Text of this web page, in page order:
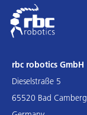
rbc robotics GmbH
Dieselstraße 5
65520 Bad Camberg